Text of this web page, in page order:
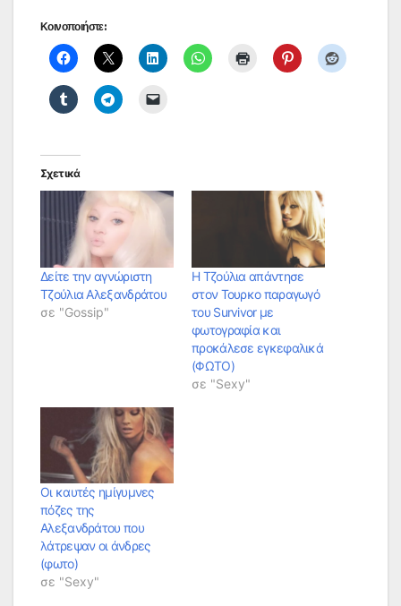
Κοινοποιήστε:
Σχετικά
Δείτε την αγνώριστη
Τζούλια Αλεξανδράτου
σε "Gossip"
Η Τζούλια απάντησε
στον Τουρκο παραγωγό
του Survivor με
φωτογραφία και
προκάλεσε εγκεφαλικά
(ΦΩΤΟ)
σε "Sexy"
Οι καυτές ημίγυμνες
πόζες της
Αλεξανδράτου που
λάτρεψαν οι άνδρες
(φωτο)
σε "Sexy"